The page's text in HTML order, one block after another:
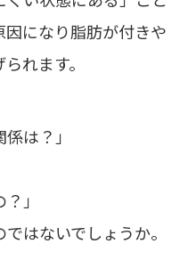
になり脂肪が付きや
れます。
は？」
」
はないでしょうか。